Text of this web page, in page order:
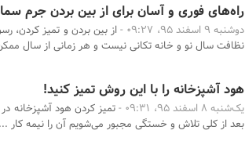
راه‌های فوری و آسان برای از بین بردن جرم
دوشنبه 9 اسفند 95، 09:27 -
از بین بردن و تمیز
نظافت سال نو و خانه تکانی نیست و هر زمانی از سال
هود آشپزخانه را با این روش تمیز کنید!
یک‌شنبه 8 اسفند 95، 09:31 -
تمیز کردن هود آشپزخانه
بعد از کلی تلاش و خستگی مجبور می‌شویم آن را نیمه کار ...